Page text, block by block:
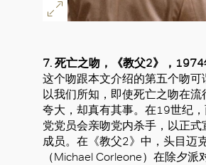
7. 死亡之吻，《教父2》，1974
这个吻跟本文介绍的第五个吻可
以我们所知，即使死亡之吻在流
夸大，却真有其事。在19世纪
党党员会亲吻党内杀手，以正式
成员。在《教父2》中，头目迈
（Michael Corleone）在除夕派